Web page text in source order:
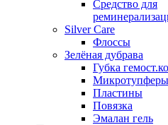
Средство для
Silver Care
Флоссы
Зелёная дубрава
Губка
Микротупферы
Пластины
Повязка
Эмалан гель